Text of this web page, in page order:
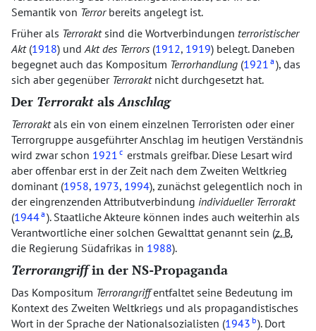
Semantik von Terrorbereits angelegt ist.
Früher als Terroraktsind die Wortverbindungen terroristischer
Akt(1918) undAkt des Terrors (1912, 1919) belegt. Daneben
begegnet auch das Kompositum Terrorhandlung (1921 a ), das
sich aber gegenüber Terroraktnicht durchgesetzt hat.
Der Terrorakt alsAnschlag
Terroraktals ein von einem einzelnen Terroristen oder einer
Terrorgruppe ausgeführter Anschlag im heutigen Verständnis
wird zwar schon 1921 c erstmals greifbar. Diese Lesart wird
aber offenbar erst in der Zeit nach dem Zweiten Weltkrieg
dominant (1958, 1973, 1994), zunächst gelegentlich noch in
der eingrenzenden Attributverbindung individueller Terrorakt
(1944a ). Staatliche Akteure können indes auch weiterhin als
Verantwortliche einer solchen Gewalttat genannt sein (z. B.
die Regierung Südafrikas in 1988).
Terrorangriffin der NS-Propaganda
Das Kompositum Terrorangriffentfaltet seine Bedeutung im
Kontext des Zweiten Weltkriegs und als propagandistisches
Wort in der Sprache der Nationalsozialisten (1943 b). Dort